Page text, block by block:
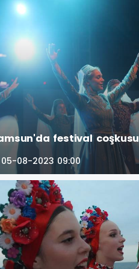
festival coşkusu
05-08-2023 09:00